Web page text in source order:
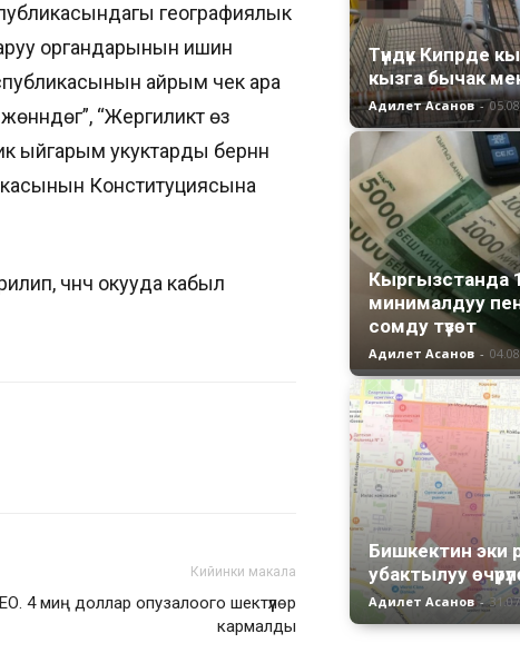
географиялык
органдарынын ишин
Республикасынын айрым чек ара
“Жергиликтүү өз
укуктарды берүүнүн
Конституциясына
үчүнчү окууда кабыл
Кийинки макала
4 миң доллар опузалоого шектүүлөр
кармалды
Түндүк Кипрде
кызга бычак
Адилет Асанов -
Кыргызстанда
минималдуу
сомду түзөт
Адилет Асанов -
Бишкектин эки
убактылуу
Адилет Асанов -